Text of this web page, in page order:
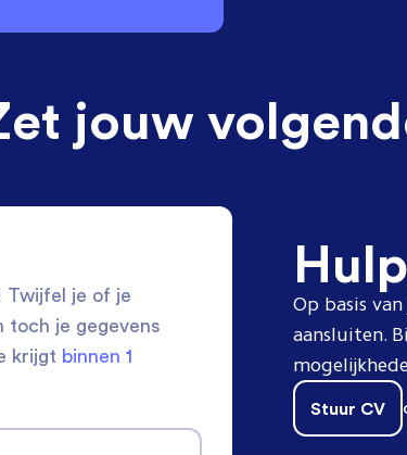
jouw
Twijfel je of je
toch je gegevens
krijgt binnen 1
Op basis
aansluiten.
Stuur CV